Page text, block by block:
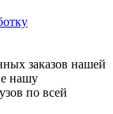
заказов нашей
нашу
по всей